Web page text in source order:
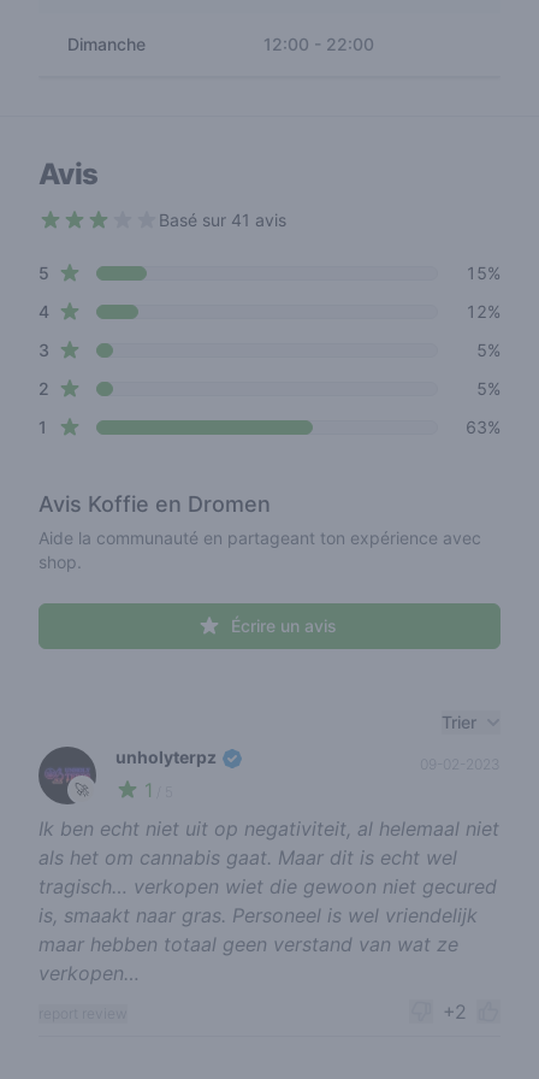
Dimanche 12:00 - 22:00
Avis
Basé sur 41 avis
Review data
5 star reviews
15%
4star reviews
12%
3 star reviews
5%
2 star reviews
5%
1 star reviews 63%
Avis Koffie en Dromen
Aide la communauté en partageant ton expérience avec
shop.
Écrire un avis
Trier
🚀
unholyterpz
1
09-02-2023
Ik ben echt niet uit op negativiteit, al helemaal niet
als het om cannabis gaat. Maar dit is echt wel
tragisch… verkopen wiet die gewoon niet gecured
is, smaakt naar gras. Personeel is wel vriendelijk
maar hebben totaal geen verstand van wat ze
verkopen…
+2